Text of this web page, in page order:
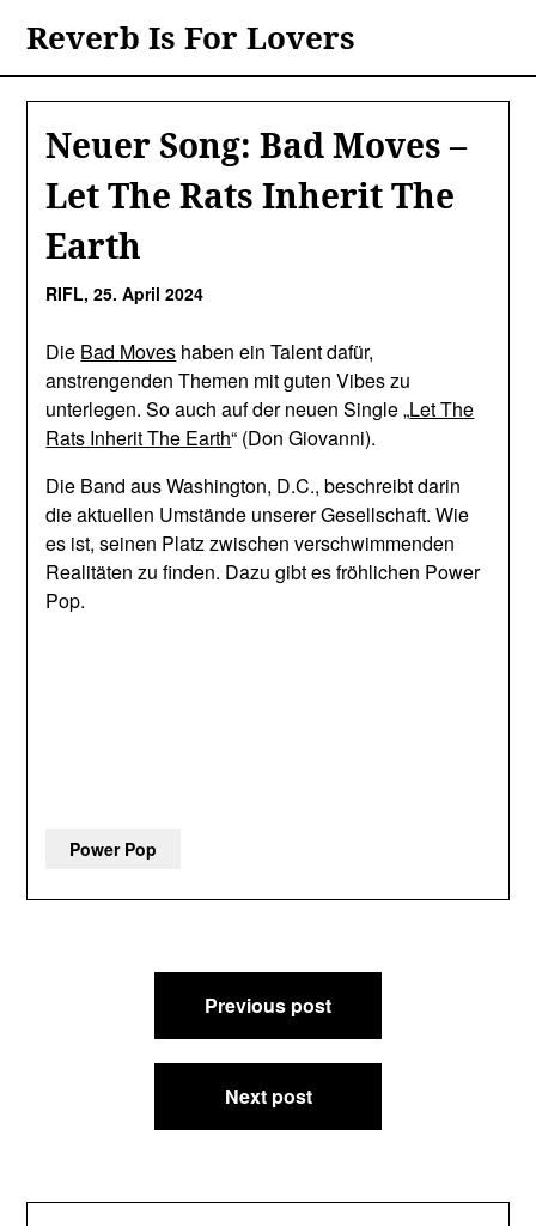
content
Reverb Is For Lovers
Neuer Song: Bad Moves –
Let The Rats Inherit The
Earth
RIFL,25. April 2024
Die Bad Moves haben ein Talent dafür,
anstrengenden Themen mit guten Vibes zu
unterlegen. So auch auf der neuen Single „Let The
Rats Inherit The Earth“ (Don Giovanni).
Die Band aus Washington, D.C., beschreibt darin
die aktuellen Umstände unserer Gesellschaft. Wie
es ist, seinen Platz zwischen verschwimmenden
Realitäten zu finden. Dazu gibt es fröhlichen Power
Pop.
Power Pop
Beitragsnavigation
Previous post
Next post